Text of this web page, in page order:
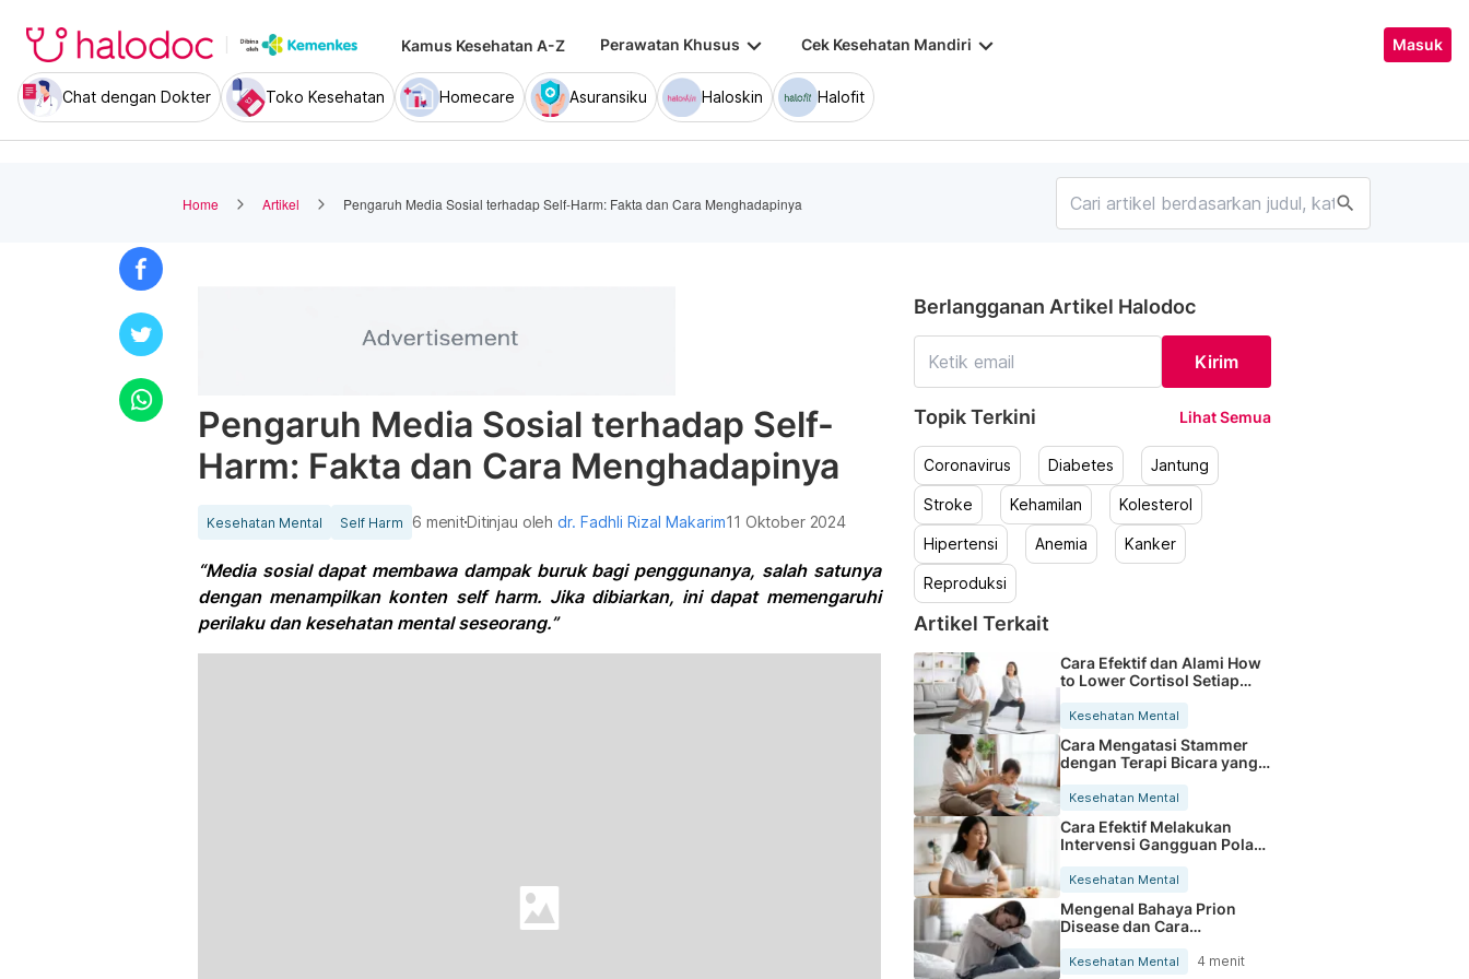
Kamus Kesehatan A-Z Perawatan Khusus keyboard_arrow_down Cek Kesehatan Mandiri keyboard_arrow_down Masuk
Chat dengan Dokter Toko Kesehatan Homecare Asuransiku Haloskin Halofit
Home Artikel Pengaruh Media Sosial terhadap Self-Harm: Fakta dan Cara Menghadapinya search
Pengaruh Media Sosial terhadap Self-
Harm: Fakta dan Cara Menghadapinya
Kesehatan Mental Self Harm 6 menitDitinjau olehdr. Fadhli Rizal Makarim11 Oktober 2024
“Media sosial dapat membawa dampak buruk bagi penggunanya, salah satunya
dengan menampilkan konten self harm. Jika dibiarkan, ini dapat memengaruhi
perilaku dan kesehatan mental seseorang.”
Berlangganan Artikel Halodoc
Kirim
Topik Terkini Lihat Semua
Coronavirus Diabetes Jantung
Stroke Kehamilan Kolesterol
Hipertensi Anemia Kanker
Reproduksi
Artikel Terkait
Cara Efektif dan Alami How
to Lower Cortisol Setiap
Kesehatan Mental
Cara Mengatasi Stammer
dengan Terapi Bicara yang
Efektif
Kesehatan Mental
Cara Efektif Melakukan
Intervensi Gangguan Pola
Kesehatan Mental
Mengenal Bahaya Prion
Disease dan Cara
Manusia
Kesehatan Mental 4 menit